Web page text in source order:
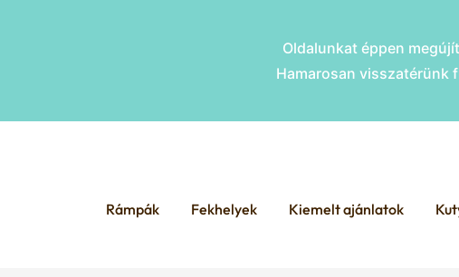
Oldalunkat éppen
Hamarosan visszatérünk
navigation
contentRámpák Fekhelyek Kiemelt ajánlatok